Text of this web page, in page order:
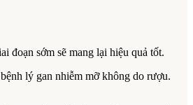
đoạn sớm sẽ mang lại hiệu quả tốt.
lý gan nhiễm mỡ không do rượu.